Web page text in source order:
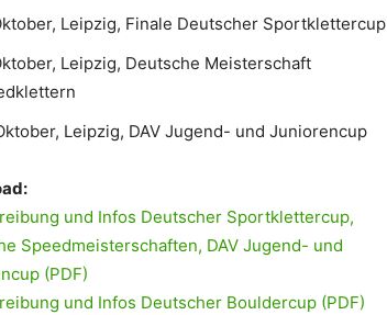
Leipzig, Finale Deutscher Sportklettercup
Leipzig, Deutsche Meisterschaft
Leipzig, DAV Jugend- und Juniorencup
und Infos Deutscher Sportklettercup,
Speedmeisterschaften, DAV Jugend- und
(PDF)
und Infos Deutscher Bouldercup (PDF)